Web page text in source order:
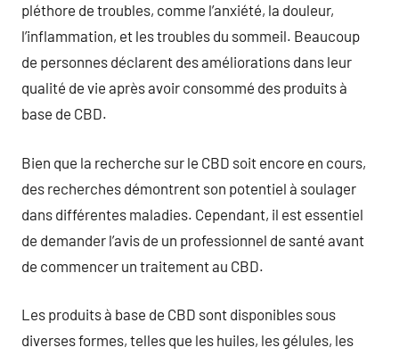
pléthore de troubles, comme l’anxiété, la douleur,
l’inflammation, et les troubles du sommeil. Beaucoup
de personnes déclarent des améliorations dans leur
qualité de vie après avoir consommé des produits à
base de CBD.
Bien que la recherche sur le CBD soit encore en cours,
des recherches démontrent son potentiel à soulager
dans différentes maladies. Cependant, il est essentiel
de demander l’avis de un professionnel de santé avant
de commencer un traitement au CBD.
Les produits à base de CBD sont disponibles sous
diverses formes, telles que les huiles, les gélules, les